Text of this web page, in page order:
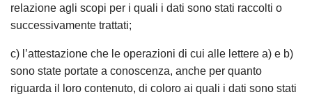
relazione agli scopi per i quali i dati sono stati raccolti o
successivamente trattati;
c) l’attestazione che le operazioni di cui alle lettere a) e b)
sono state portate a conoscenza, anche per quanto
riguarda il loro contenuto, di coloro ai quali i dati sono stati